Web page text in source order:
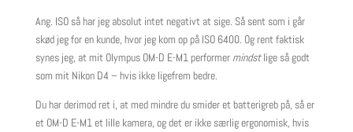
Ang. ISO så har jeg absolut intet negativt at sige. Så sent som i går
skød jeg for en kunde, hvor jeg kom op på ISO 6400. Og rent faktisk
synes jeg, at mit Olympus OM-D E-M1 performer mindstlige så godt
som mit Nikon D4 – hvis ikke ligefrem bedre.
Du har derimod ret i, at med mindre du smider et batterigreb på, så er
et OM-D E-M1 et lille kamera, og det er ikke særlig ergonomisk, hvis